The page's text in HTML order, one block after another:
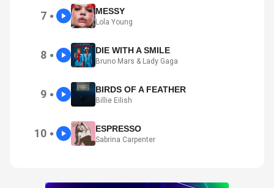
7 ● MESSY
Lola Young
8 ● DIE WITH A SMILE
Bruno Mars & Lady Gaga
9 ● BIRDS OF A FEATHER
Billie Eilish
10 ● ESPRESSO
Sabrina Carpenter